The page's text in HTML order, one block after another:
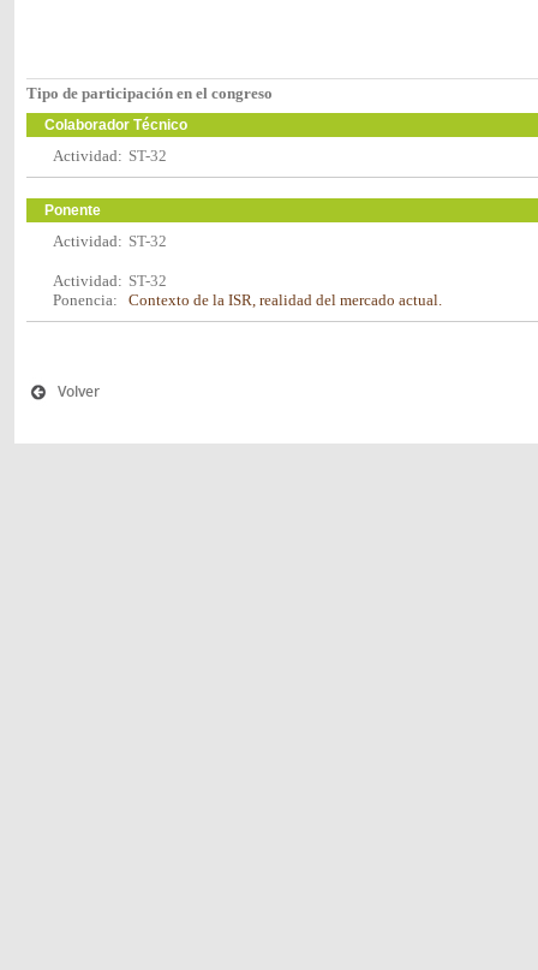
Tipo de participación en el congreso
Colaborador Técnico
Actividad: ST-32
Ponente
Actividad: ST-32
Actividad: ST-32
Ponencia:
Contexto de la ISR, realidad del mercado actual.
Volver